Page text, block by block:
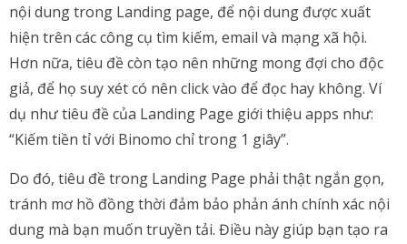
nội dung trong Landing page, để nội dung được xuất
hiện trên các công cụ tìm kiếm, email và mạng xã hội.
Hơn nữa, tiêu đề còn tạo nên những mong đợi cho độc
giả, để họ suy xét có nên click vào để đọc hay không. Ví
dụ như tiêu đề của Landing Page giới thiệu apps như:
“Kiếm tiền tỉ với Binomo chỉ trong 1 giây”.
Do đó, tiêu đề trong Landing Page phải thật ngắn gọn,
tránh mơ hồ đồng thời đảm bảo phản ánh chính xác nội
dung mà bạn muốn truyền tải. Điều này giúp bạn tạo ra